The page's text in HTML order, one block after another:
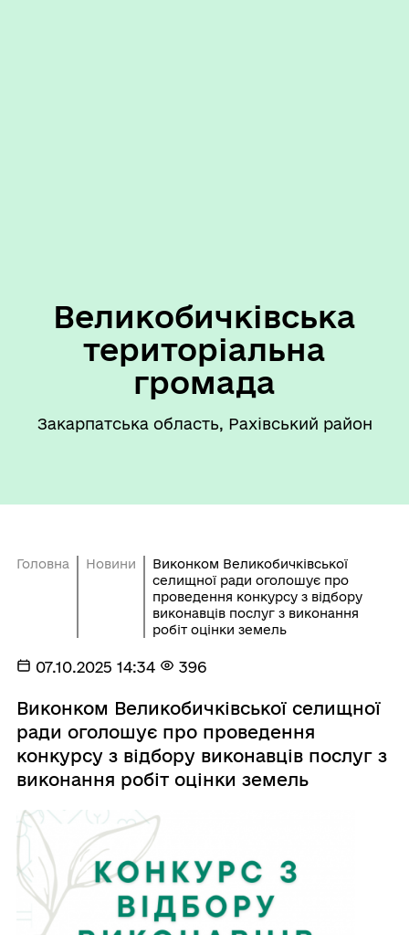
Великобичківська
територіальна
громада
Закарпатська область, Рахівський район
Головна Новини
Виконком Великобичківської
селищної ради оголошує про
проведення конкурсу з відбору
виконавців послуг з виконання
робіт оцінки земель
07.10.2025 14:34 396
Виконком Великобичківської селищної
ради оголошує про проведення
конкурсу з відбору виконавців послуг з
виконання робіт оцінки земель